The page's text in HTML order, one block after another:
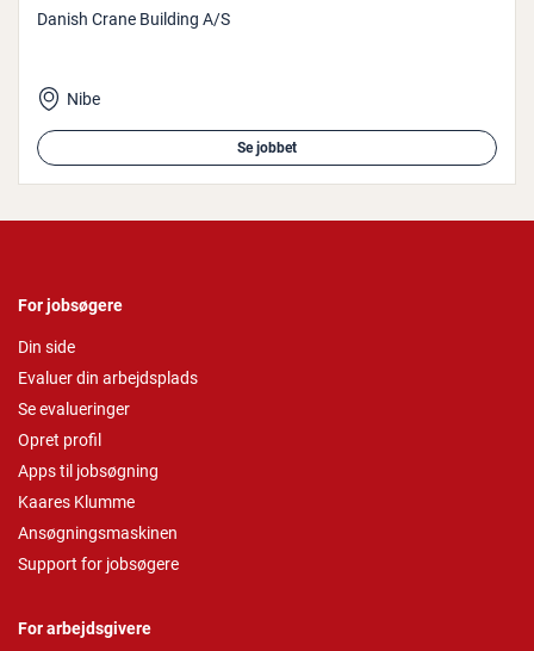
Danish Crane Building A/S
Nibe
Se jobbet
For jobsøgere
Din side
Evaluer din arbejdsplads
Se evalueringer
Opret profil
Apps til jobsøgning
Kaares Klumme
Ansøgningsmaskinen
Support for jobsøgere
For arbejdsgivere